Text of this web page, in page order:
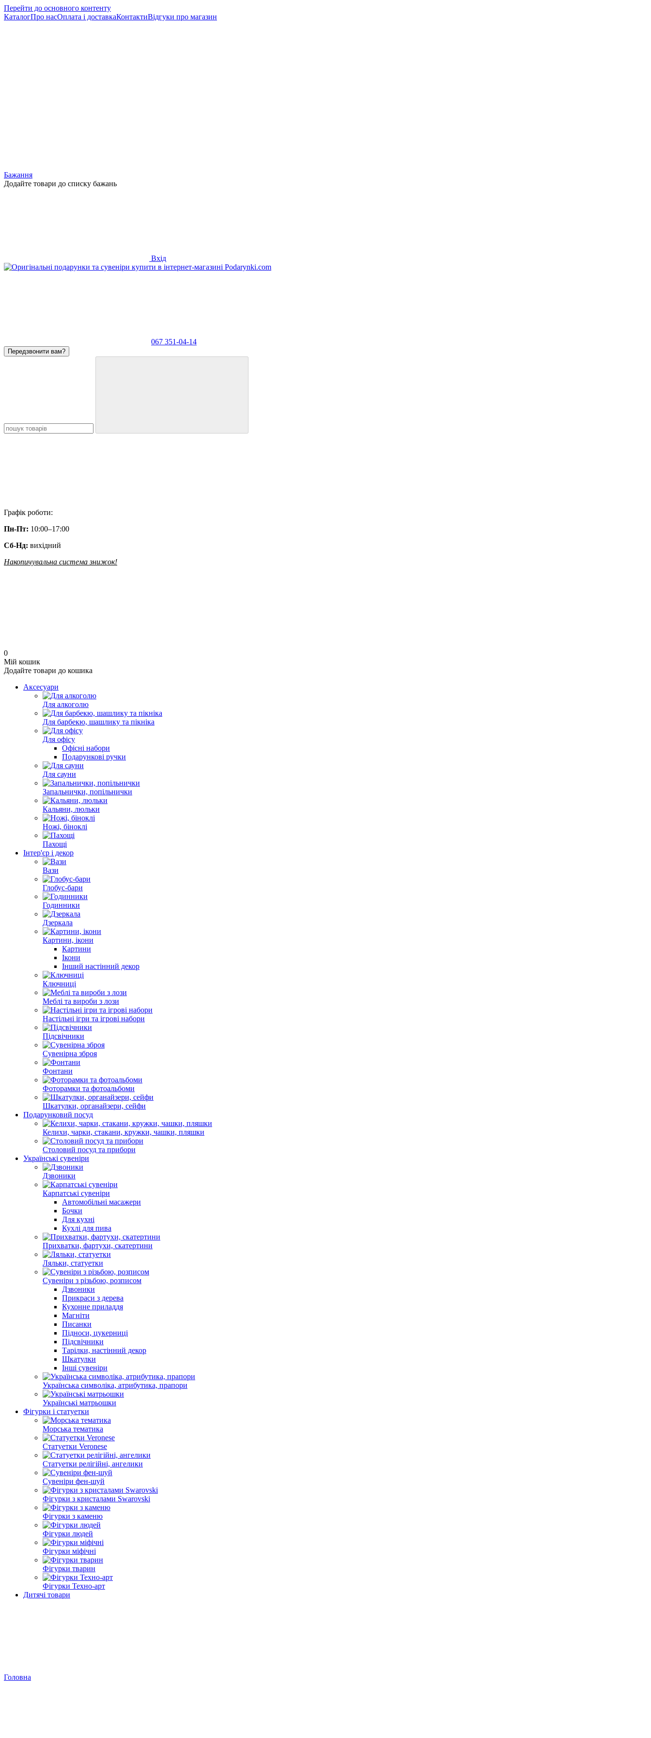
Перейти до основного контенту
КаталогПро насОплата і доставкаКонтактиВідгуки про магазин
Бажання
Додайте товари до списку бажань
Вхід
067 351-04-14
Передзвонити вам?
Графік роботи:
Пн-Пт: 10:00–17:00
Сб-Нд: вихідний
Накопичувальна система знижок!
0
Мій кошик
Додайте товари до кошика
Аксесуари
Для алкоголю
Для барбекю, шашлику та пікніка
Для офісу
Офісні набори
Подарункові ручки
Для сауни
Запальнички, попільнички
Кальяни, люльки
Ножі, біноклі
Пахощі
Інтер'єр і декор
Вази
Глобус-бари
Годинники
Дзеркала
Картини, ікони
Картини
Ікони
Інший настінний декор
Ключниці
Меблі та вироби з лози
Настільні ігри та ігрові набори
Підсвічники
Сувенірна зброя
Фонтани
Фоторамки та фотоальбоми
Шкатулки, органайзери, сейфи
Подарунковий посуд
Келихи, чарки, стакани, кружки, чашки, пляшки
Столовий посуд та прибори
Українські сувеніри
Дзвоники
Карпатські сувеніри
Автомобільні масажери
Бочки
Для кухні
Кухлі для пива
Прихватки, фартухи, скатертини
Ляльки, статуетки
Сувеніри з різьбою, розписом
Дзвоники
Прикраси з дерева
Кухонне приладдя
Магніти
Писанки
Підноси, цукерниці
Підсвічники
Тарілки, настінний декор
Шкатулки
Інші сувеніри
Українська символіка, атрибутика, прапори
Українські матрьошки
Фігурки і статуетки
Морська тематика
Статуетки Veronese
Статуетки релігійні, ангелики
Сувеніри фен-шуй
Фігурки з кристалами Swarovski
Фігурки з каменю
Фігурки людей
Фігурки міфічні
Фігурки тварин
Фігурки Техно-арт
Дитячі товари
Головна